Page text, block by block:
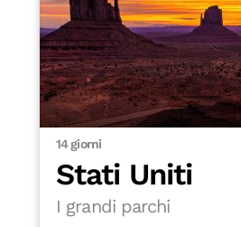
14 giorni
Stati Uniti
I grandi parchi